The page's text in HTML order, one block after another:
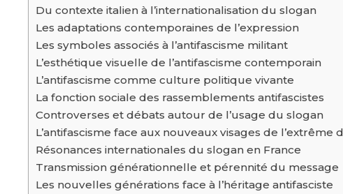
Du contexte italien à l’internationalisation du slogan
Les adaptations contemporaines de l’expression
Les symboles associés à l’antifascisme militant
L’esthétique visuelle de l’antifascisme contemporain
L’antifascisme comme culture politique vivante
La fonction sociale des rassemblements antifascistes
Controverses et débats autour de l’usage du slogan
L’antifascisme face aux nouveaux visages de l’extrême
Résonances internationales du slogan en France
Transmission générationnelle et pérennité du message
Les nouvelles générations face à l’héritage antifasciste